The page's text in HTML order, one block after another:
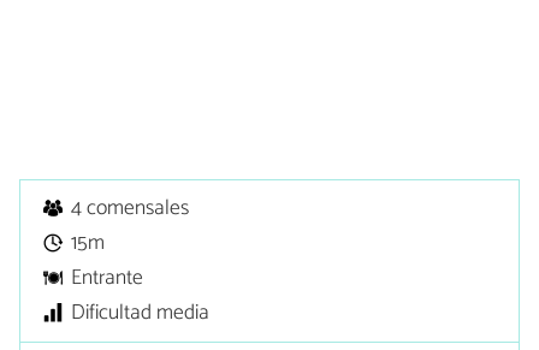
4 comensales
15m
Entrante
Dificultad media